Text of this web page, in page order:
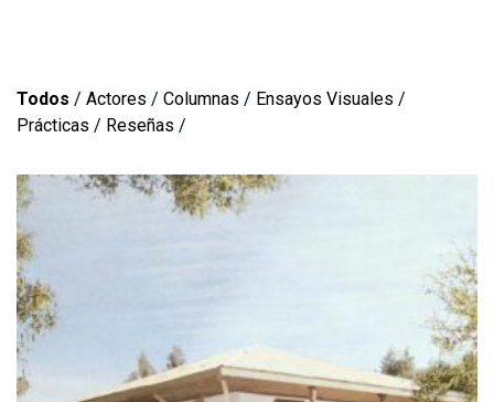
Todos / Actores / Columnas / Ensayos Visuales /
Prácticas / Reseñas /